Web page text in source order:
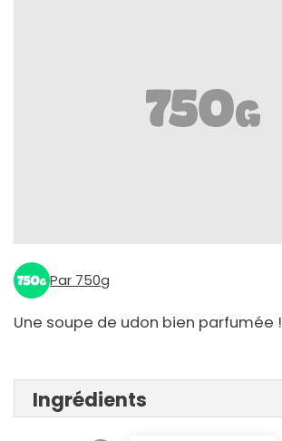
Par 750g
Une soupe de udon bien parfumée !
Ingrédients